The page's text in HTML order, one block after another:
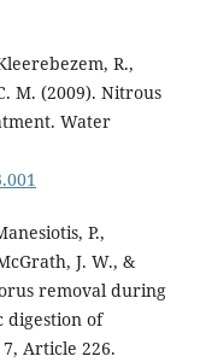
R.,
M. (2009). Nitrous
Water
P.,
J. W., &
removal during
digestion of
Article 226.